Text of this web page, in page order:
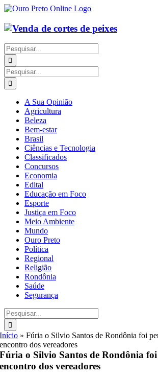
Ir
o
conteúdo
Buscar
resultados
para:
Buscar
resultados
para:
A Sua Opinião
Agricultura
Beleza
Bem-estar
Brasil
Ciências e Tecnologia
Classificados
Concursos
Economia
Edital
Educação em Foco
Esporte
Justiça em Foco
Meio Ambiente
Mundo
Ouro Preto
Política
Regional
Religião
Rondônia
Saúde
Segurança
Buscar
resultados
para:
Início »Fúria o Silvio Santos de Rondônia foi
encontro dos vereadores
Fúria o Silvio Santos de Rondônia
encontro dos vereadores